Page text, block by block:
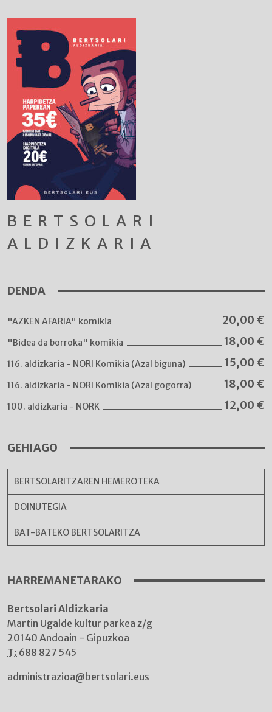
BERTSOLARI
ALDIZKARIA
DENDA
"AZKEN AFARIA" komikia 20,00 €
"Bidea da borroka" komikia 18,00 €
116. aldizkaria - NORI Komikia (Azal biguna) 15,00 €
116. aldizkaria - NORI Komikia (Azal gogorra) 18,00 €
100. aldizkaria - NORK 12,00 €
GEHIAGO
BERTSOLARITZAREN HEMEROTEKA
DOINUTEGIA
BAT-BATEKO BERTSOLARITZA
HARREMANETARAKO
Bertsolari Aldizkaria
Martin Ugalde kultur parkea z/g
20140 Andoain - Gipuzkoa
T: 688 827 545
administrazioa@bertsolari.eus